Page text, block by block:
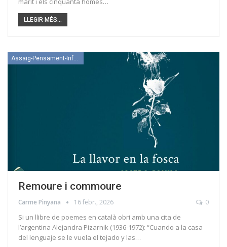
LLEGIR MÉS...
Remoure i commoure
Carme Pinyana 16 febr., 2026 0
Si un llibre de poemes en català obri amb una cita de
l’argentina Alejandra Pizarnik (1936-1972): “Cuando a la casa
del lenguaje se le vuela el tejado y las…